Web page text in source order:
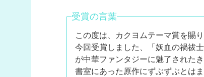
受賞の言葉
この度は、カクヨムテーマ賞を賜
今回受賞しました、「妖血の禍祓
が中華ファンタジーに魅了された
書室にあった原作にずぶずぶとは